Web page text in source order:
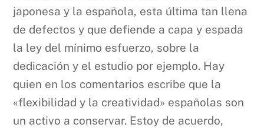
japonesa y la española, esta última tan llena
de defectos y que defiende a capa y espada
la ley del mínimo esfuerzo, sobre la
dedicación y el estudio por ejemplo. Hay
quien en los comentarios escribe que la
«flexibilidad y la creatividad» españolas son
un activo a conservar. Estoy de acuerdo,